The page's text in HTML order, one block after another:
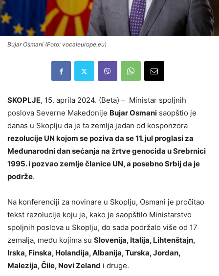
Bujar Osmani (Foto: vocaleurope.eu)
SKOPLJE, 15. aprila 2024. (Beta) – Ministar spoljnih
poslova Severne Makedonije Bujar Osmani saopštio je
danas u Skoplju da je ta zemlja jedan od kosponzora
rezolucije UN kojom se poziva da se 11. jul proglasi za
Međunarodni dan sećanja na žrtve genocida u Srebrnici
1995. i pozvao zemlje članice UN, a posebno Srbij da je
podrže.
Na konferenciji za novinare u Skoplju, Osmani je pročitao
tekst rezolucije koju je, kako je saopštilo Ministarstvo
spoljnih poslova u Skoplju, do sada podržalo više od 17
zemalja, među kojima su Slovenija, Italija, Lihtenštajn,
Irska, Finska, Holandija, Albanija, Turska, Jordan,
Malezija, Čile, Novi Zeland i druge.